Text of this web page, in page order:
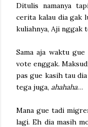
Ditulis namanya
cerita kalau dia gak
kuliahnya, Aji nggak
Sama aja waktu gue
vote enggak.
pas gue kasih tau
tega juga, ahahaha…
Mana gue tadi
lagi. Eh dia masih